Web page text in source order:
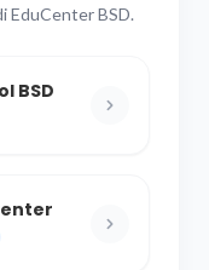
EduCenter BSD.
BSD